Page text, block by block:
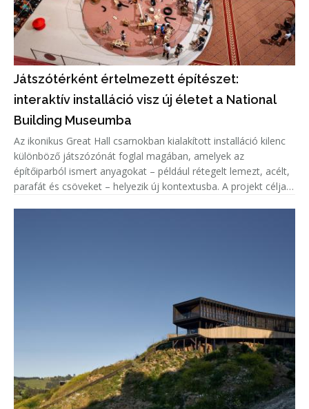
Játszótérként értelmezett építészet:
interaktív installáció visz új életet a National
Building Museumba
Az ikonikus Great Hall csarnokban kialakított installáció kilenc
különböző játszózónát foglal magában, amelyek az
építőiparból ismert anyagokat – például rétegelt lemezt, acélt,
parafát és csöveket – helyezik új kontextusba. A projekt célja,